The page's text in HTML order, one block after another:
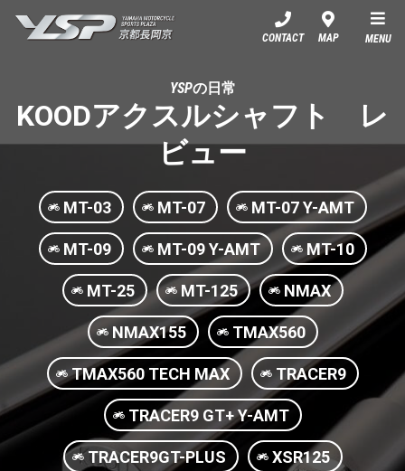
YSP京都長岡京
CONTACT MAP MENU
YSPの日常
KOODアクスルシャフト レ
ビュー
MT-03 MT-07 MT-07 Y-AMT
MT-09 MT-09 Y-AMT MT-10
MT-25 MT-125 NMAX
NMAX155 TMAX560
TMAX560 TECH MAX TRACER9
TRACER9 GT+ Y-AMT
TRACER9GT-PLUS XSR125